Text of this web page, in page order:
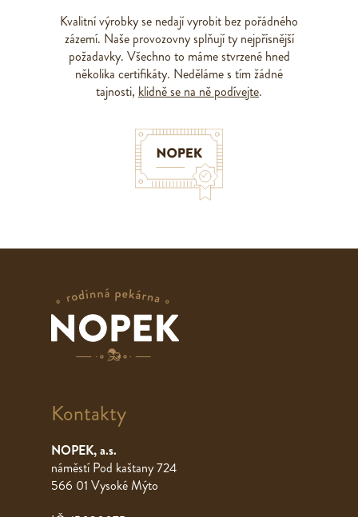
Kvalitní výrobky se nedají vyrobit bez pořádného
zázemí. Naše provozovny splňují ty nejpřísnější
požadavky. Všechno to máme stvrzené hned
několika certifikáty. Neděláme s tím žádné
tajnosti, klidně se na ně podívejte.
Kontakty
NOPEK, a.s.
náměstí Pod kaštany 724
566 01 Vysoké Mýto